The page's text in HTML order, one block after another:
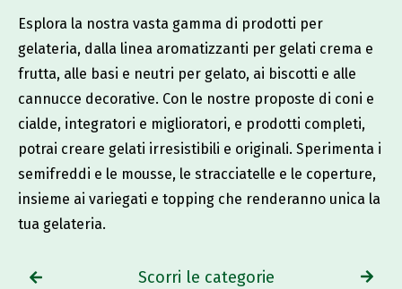
Esplora la nostra vasta gamma di prodotti per
gelateria, dalla linea aromatizzanti per gelati crema e
frutta, alle basi e neutri per gelato, ai biscotti e alle
cannucce decorative. Con le nostre proposte di coni e
cialde, integratori e miglioratori, e prodotti completi,
potrai creare gelati irresistibili e originali. Sperimenta i
semifreddi e le mousse, le stracciatelle e le coperture,
insieme ai variegati e topping che renderanno unica la
tua gelateria.
Scorri le categorie